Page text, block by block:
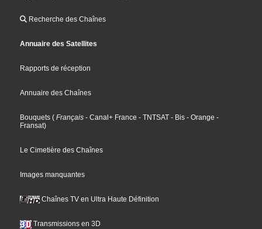
Recherche des Chaînes
Annuaire des Satellites
Rapports de réception
Annuaire des Chaînes
Bouquets ( Français - Canal+ France - TNTSAT - Bis - Orange -
Fransat)
Le Cimetière des Chaînes
Images manquantes
Chaînes TV en Ultra Haute Définition
Transmissions en 3D